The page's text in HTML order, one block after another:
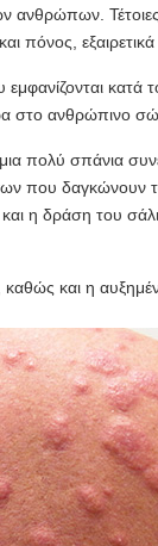
Τέτοιες
πόνος,
κατά
στο ανθρώπινο
μια πολύ σπάνια
που δαγκώνουν
η δράση του
καθώς και η